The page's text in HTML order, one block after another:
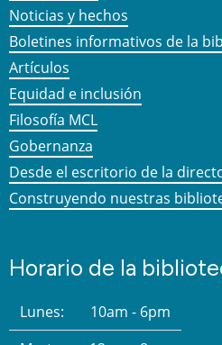
Noticias y hechos
Boletines informativos de la
Artículos
Equidad e inclusión
Filosofía MCL
Gobernanza
Desde el escritorio de la
Construyendo nuestras
Horario de la
Lunes:
10am - 6pm